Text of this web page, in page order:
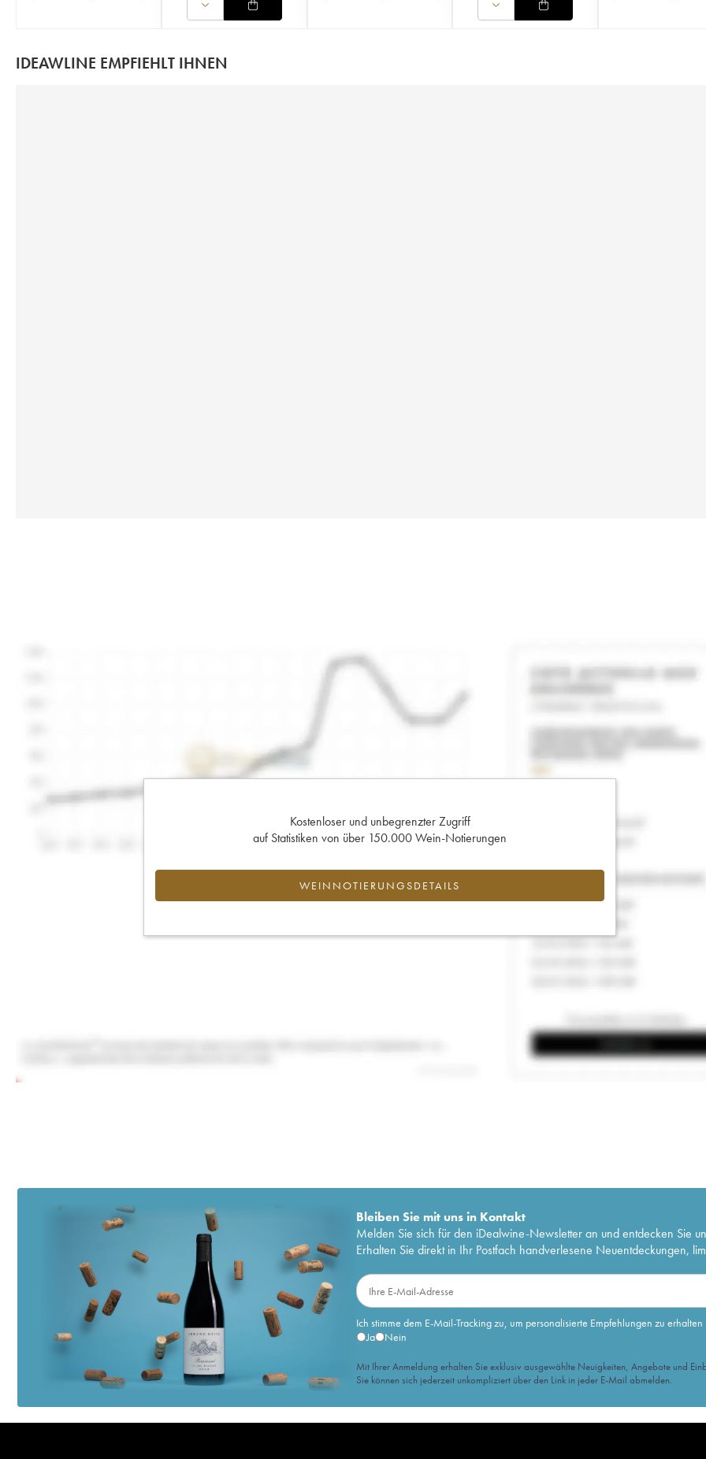
IDEAWLINE EMPFIEHLT IHNEN
Kostenloser und unbegrenzter Zugriff
auf Statistiken von über 150.000 Wein-Notierungen
WEINNOTIERUNGSDETAILS
Bleiben Sie mit uns in Kontakt
Melden Sie sich für den iDealwine-Newsletter an und entdecken Sie
Erhalten Sie direkt in Ihr Postfach handverlesene Neuentdeckungen,
Ich stimme dem E-Mail-Tracking zu, um personalisierte Empfehlungen zu erhalten
Ja
Nein
Mit Ihrer Anmeldung erhalten Sie exklusiv ausgewählte Neuigkeiten, Angebote und
Sie können sich jederzeit unkompliziert über den Link in jeder E-Mail abmelden.